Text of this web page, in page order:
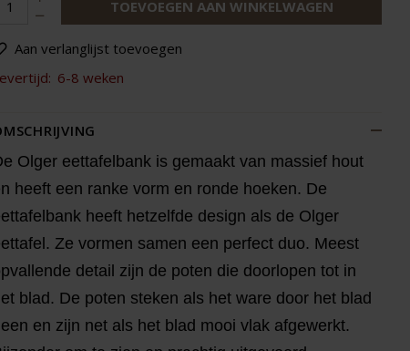
TOEVOEGEN AAN WINKELWAGEN
Aan verlanglijst toevoegen
6-8 weken
Olger eettafelbank is gemaakt van massief hout
heeft een ranke vorm en ronde hoeken. De
heeft hetzelfde design als de Olger
Ze vormen samen een perfect duo. Meest
detail zijn de poten die doorlopen tot in
blad. De poten steken als het ware door het blad
en zijn net als het blad mooi vlak afgewerkt.